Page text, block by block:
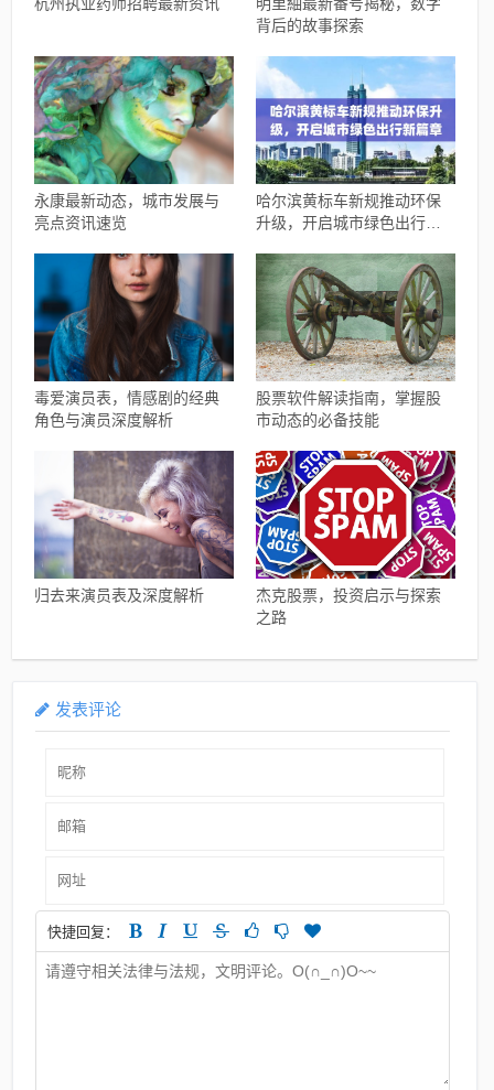
杭州执业药师招聘最新资讯
明里紬最新番号揭秘，数字
背后的故事探索
永康最新动态，城市发展与
亮点资讯速览
哈尔滨黄标车新规推动环保
升级，开启城市绿色出行新
毒爱演员表，情感剧的经典
角色与演员深度解析
股票软件解读指南，掌握股
市动态的必备技能
归去来演员表及深度解析
杰克股票，投资启示与探索
之路
发表评论
快捷回复：